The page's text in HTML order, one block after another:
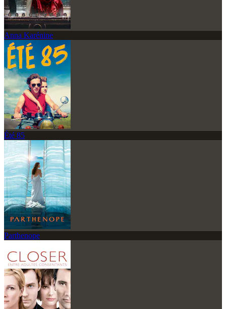
Anna Karénine
Été 85
Parthenope